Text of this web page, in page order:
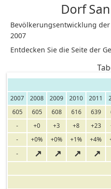
Dorf
Bevölkerungsentwicklung
2007
Entdecken Sie die Seite der
2007
2008 2009 2010 2011
605
605 608 616 639
-
+0 +3 +8 +23
-
+0% +0% +1% +4%
-
↗ ↗ ↗ ↗